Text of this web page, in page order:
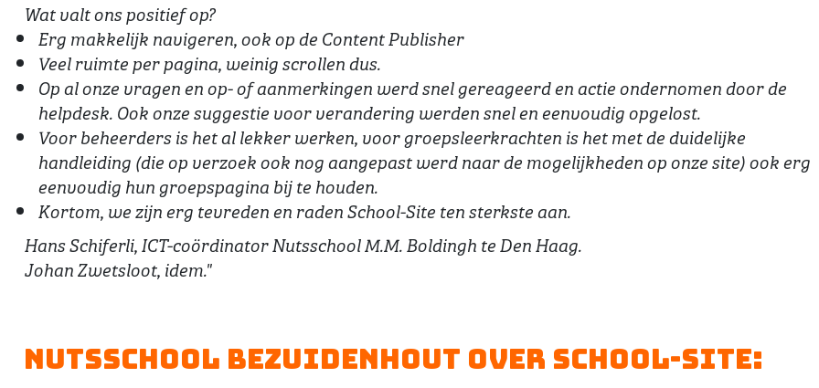
Wat valt ons positief op?
Erg makkelijk navigeren, ook op de Content Publisher
Veel ruimte per pagina, weinig scrollen dus.
Op al onze vragen en op- of aanmerkingen werd snel gereageerd en actie ondernomen door de
helpdesk. Ook onze suggestie voor verandering werden snel en eenvoudig opgelost.
Voor beheerders is het al lekker werken, voor groepsleerkrachten is het met de duidelijke
handleiding (die op verzoek ook nog aangepast werd naar de mogelijkheden op onze site) ook erg
eenvoudig hun groepspagina bij te houden.
Kortom, we zijn erg tevreden en raden School-Site ten sterkste aan.
Hans Schiferli, ICT-coördinator Nutsschool M.M. Boldingh te Den Haag.
Johan Zwetsloot, idem."
Nutsschool Bezuidenhout over School-Site: